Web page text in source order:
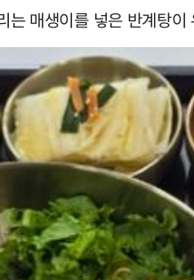
매생이를 넣은 반계탕